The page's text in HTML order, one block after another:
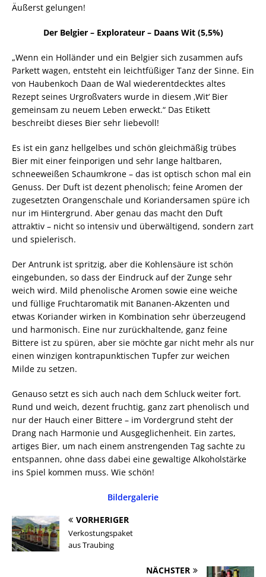
Äußerst gelungen!
Der Belgier – Explorateur – Daans Wit (5,5%)
„Wenn ein Holländer und ein Belgier sich zusammen aufs
Parkett wagen, entsteht ein leichtfüßiger Tanz der Sinne. Ein
von Haubenkoch Daan de Wal wiederentdecktes altes
Rezept seines Urgroßvaters wurde in diesem ‚Wit‘ Bier
gemeinsam zu neuem Leben erweckt.“ Das Etikett
beschreibt dieses Bier sehr liebevoll!
Es ist ein ganz hellgelbes und schön gleichmäßig trübes
Bier mit einer feinporigen und sehr lange haltbaren,
schneeweißen Schaumkrone – das ist optisch schon mal ein
Genuss. Der Duft ist dezent phenolisch; feine Aromen der
zugesetzten Orangenschale und Koriandersamen spüre ich
nur im Hintergrund. Aber genau das macht den Duft
attraktiv – nicht so intensiv und überwältigend, sondern zart
und spielerisch.
Der Antrunk ist spritzig, aber die Kohlensäure ist schön
eingebunden, so dass der Eindruck auf der Zunge sehr
weich wird. Mild phenolische Aromen sowie eine weiche
und füllige Fruchtaromatik mit Bananen-Akzenten und
etwas Koriander wirken in Kombination sehr überzeugend
und harmonisch. Eine nur zurückhaltende, ganz feine
Bittere ist zu spüren, aber sie möchte gar nicht mehr als nur
einen winzigen kontrapunktischen Tupfer zur weichen
Milde zu setzen.
Genauso setzt es sich auch nach dem Schluck weiter fort.
Rund und weich, dezent fruchtig, ganz zart phenolisch und
nur der Hauch einer Bittere – im Vordergrund steht der
Drang nach Harmonie und Ausgeglichenheit. Ein zartes,
artiges Bier, um nach einem anstrengenden Tag sachte zu
entspannen, ohne dass dabei eine gewaltige Alkoholstärke
ins Spiel kommen muss. Wie schön!
Bildergalerie
VORHERIGER
Verkostungspaket
aus Traubing
NÄCHSTER